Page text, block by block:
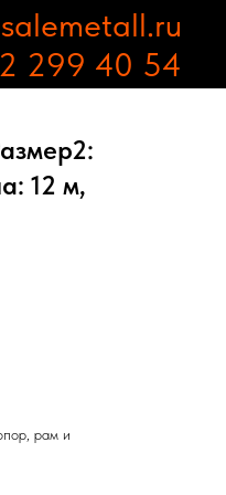
299 40 54
12 м,
рам и